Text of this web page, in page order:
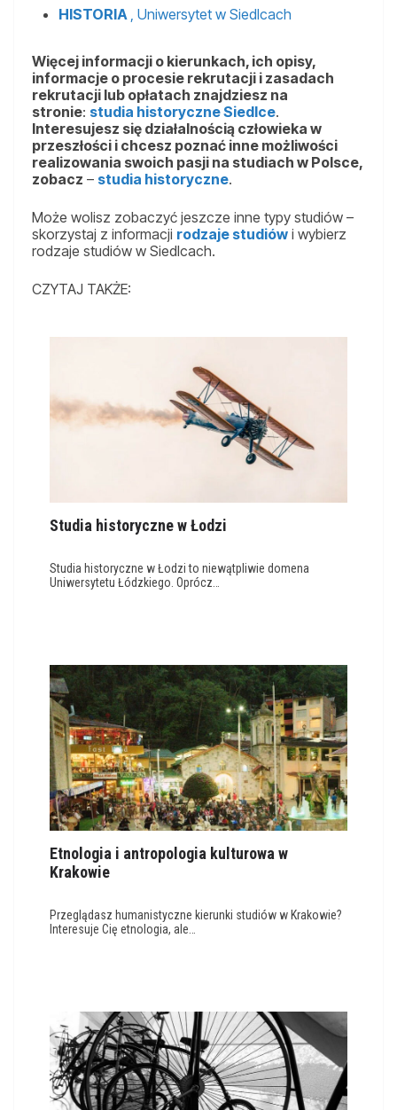
HISTORIA , Uniwersytet w Siedlcach
Więcej informacji o kierunkach, ich opisy,
informacje o procesie rekrutacji i zasadach
rekrutacji lub opłatach znajdziesz na
stronie: studia historyczne Siedlce.
Interesujesz się działalnością człowieka w
przeszłości i chcesz poznać inne możliwości
realizowania swoich pasji na studiach w Polsce,
zobacz – studia historyczne.
Może wolisz zobaczyć jeszcze inne typy studiów –
skorzystaj z informacji rodzaje studiów i wybierz
rodzaje studiów w Siedlcach.
CZYTAJ TAKŻE:
Studia historyczne w Łodzi
Studia historyczne w Łodzi to niewątpliwie domena
Uniwersytetu Łódzkiego. Oprócz…
Etnologia i antropologia kulturowa w
Krakowie
Przeglądasz humanistyczne kierunki studiów w Krakowie?
Interesuje Cię etnologia, ale…